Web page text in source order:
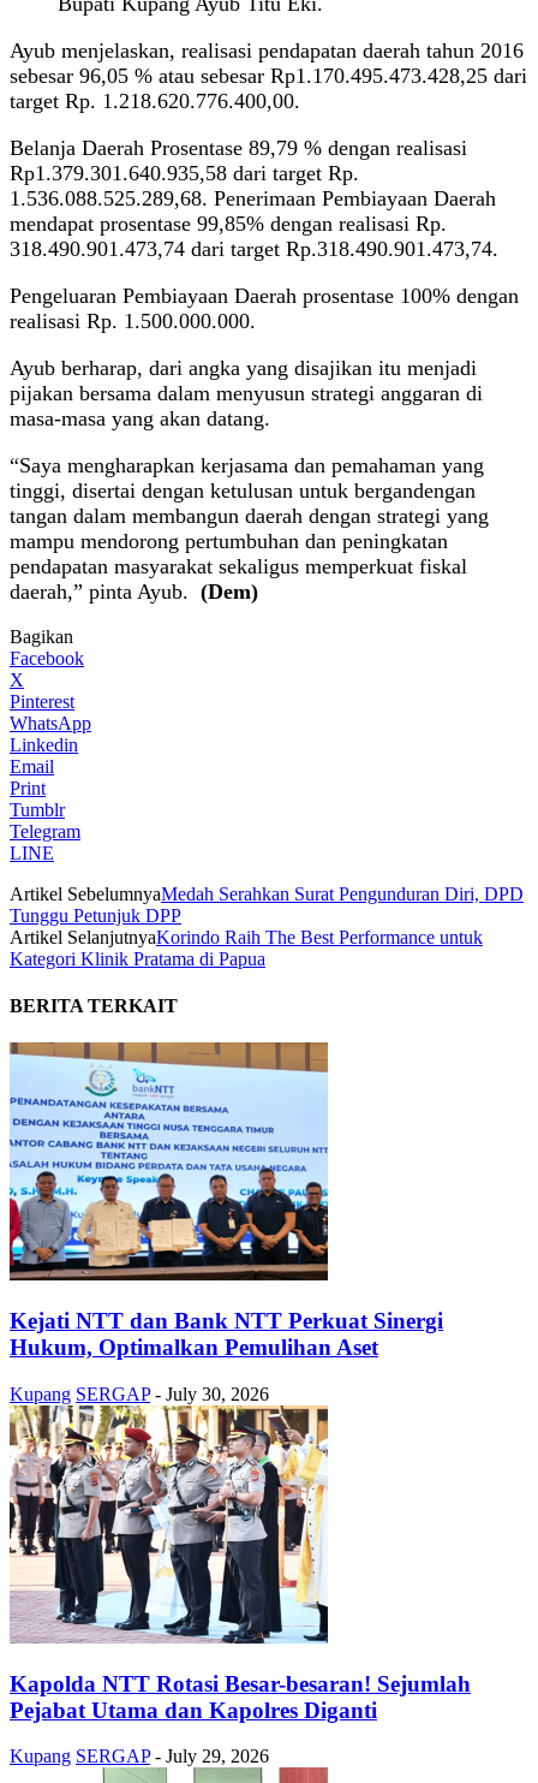
Ayub menjelaskan, realisasi pendapatan daerah tahun 2016
sebesar 96,05 % atau sebesar Rp1.170.495.473.428,25 dari
target Rp. 1.218.620.776.400,00.
Belanja Daerah Prosentase 89,79 % dengan realisasi
Rp1.379.301.640.935,58 dari target Rp.
1.536.088.525.289,68. Penerimaan Pembiayaan Daerah
mendapat prosentase 99,85% dengan realisasi Rp.
318.490.901.473,74 dari target Rp.318.490.901.473,74.
Pengeluaran Pembiayaan Daerah prosentase 100% dengan
realisasi Rp. 1.500.000.000.
Ayub berharap, dari angka yang disajikan itu menjadi
pijakan bersama dalam menyusun strategi anggaran di
masa-masa yang akan datang.
“Saya mengharapkan kerjasama dan pemahaman yang
tinggi, disertai dengan ketulusan untuk bergandengan
tangan dalam membangun daerah dengan strategi yang
mampu mendorong pertumbuhan dan peningkatan
pendapatan masyarakat sekaligus memperkuat fiskal
daerah,” pinta Ayub. (Dem)
Bagikan
Facebook
X
Pinterest
WhatsApp
Linkedin
Email
Print
Tumblr
Telegram
LINE
Artikel SebelumnyaMedah Serahkan Surat Pengunduran Diri, DPD
Tunggu Petunjuk DPP
Artikel SelanjutnyaKorindo Raih The Best Performance untuk
Kategori Klinik Pratama di Papua
BERITA TERKAIT
Kejati NTT dan Bank NTT Perkuat Sinergi
Hukum, Optimalkan Pemulihan Aset
Kupang SERGAP - July 30, 2026
Kapolda NTT Rotasi Besar-besaran! Sejumlah
Pejabat Utama dan Kapolres Diganti
Kupang SERGAP - July 29, 2026